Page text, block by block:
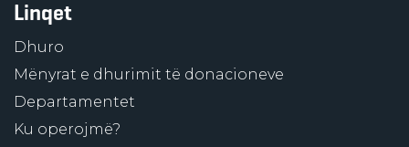
Linqet
Dhuro
Mënyrat e dhurimit të donacioneve
Departamentet
Ku operojmë?